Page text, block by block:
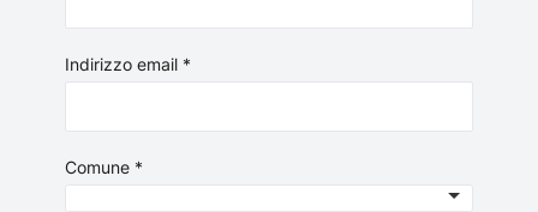
Indirizzo email *
Comune *